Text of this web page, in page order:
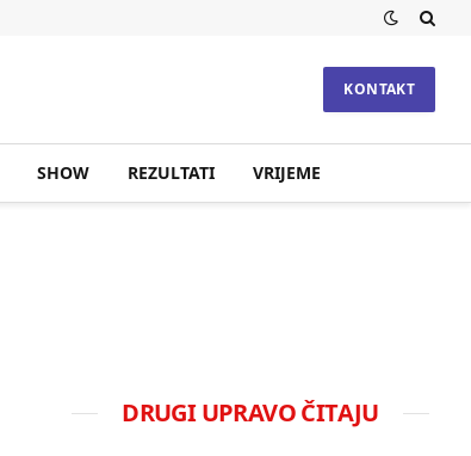
KONTAKT
SHOW REZULTATI VRIJEME
DRUGI UPRAVO ČITAJU